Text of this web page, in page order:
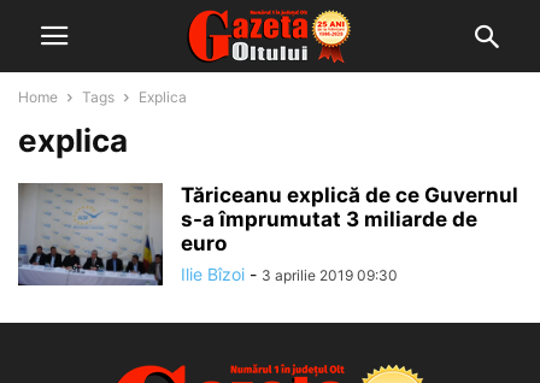
Home Tags Explica
explica
Tăriceanu explică de ce Guvernul
s-a împrumutat 3 miliarde de
euro
Ilie Bîzoi - 3 aprilie 2019 09:30